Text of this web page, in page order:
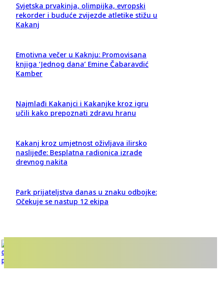
Svjetska prvakinja, olimpijka, evropski
rekorder i buduće zvijezde atletike stižu u
Kakanj
Emotivna večer u Kaknju: Promovisana
knjiga ‘Jednog dana’ Emine Čabaravdić
Kamber
Najmlađi Kakanjci i Kakanjke kroz igru
učili kako prepoznati zdravu hranu
Kakanj kroz umjetnost oživljava ilirsko
naslijeđe: Besplatna radionica izrade
drevnog nakita
Park prijateljstva danas u znaku odbojke:
Očekuje se nastup 12 ekipa